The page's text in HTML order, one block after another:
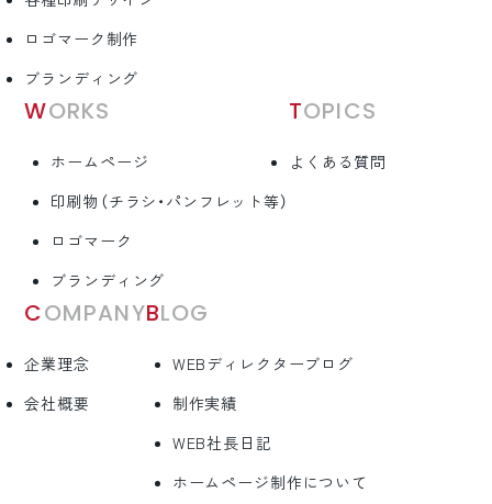
ロゴマーク制作
ブランディング
WORKS
ホームページ
印刷物（チラシ・パンフレット等）
ロゴマーク
ブランディング
TOPICS
よくある質問
COMPANY
企業理念
会社概要
BLOG
WEBディレクターブログ
制作実績
WEB社長日記
ホームページ制作について